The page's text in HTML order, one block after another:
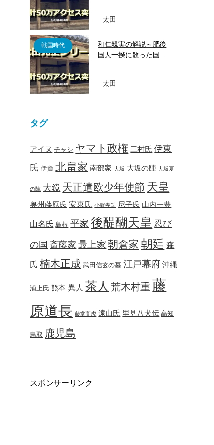
太田
戦国時代
和仁親実の解説～肥後
国人一揆に散った国...
太田
タグ
アイヌ チャシ ヤマト政権 三村氏 伊東
氏 伊賀 北畠家 南部家 大坂 大坂の陣 大坂夏
の陣 大鏡 天正遣欧少年使節 天皇
奥州藤原氏 安東氏 小野寺氏 尼子氏 山内一豊
山名氏 島根 平家 後醍醐天皇 忍び
の国 斎藤家 最上家 朝倉家 朝廷 森
氏 楠木正成 武田信玄の墓 江戸幕府 沖縄
浦上氏 熊本 異人 茶人 荒木村重 藤
原道長 藤堂高虎 遠山氏 里見八犬伝 高知
鳥取 鹿児島
スポンサーリンク